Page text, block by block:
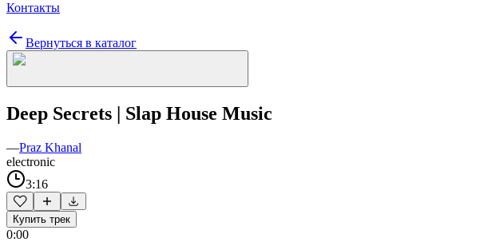
Контакты
Вернуться в каталог
Deep Secrets | Slap House Music
—Praz Khanal
electronic
3:16
Купить трек
0:00